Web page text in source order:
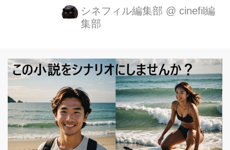
新作予告が解禁になりました！ 今回
は、実際の人気プロレスラーの飯伏幸
に挑戦！ その他、出演者も、あの悪役
レスラー鈴木みのるや、伝説のウルト
ラマン アラシ隊員だった毒蝮三太夫。
そして、特別出演には現代美術家 会田
誠、小説家岩井志麻子やDDTプロレス
からは高木三四郎---恐るべし河崎ワー
シネフィル編集部 @ cinefil編
集部